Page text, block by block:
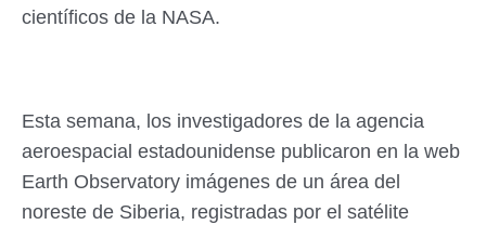
científicos de la NASA.
Esta semana, los investigadores de la agencia
aeroespacial estadounidense publicaron en la web
Earth Observatory imágenes de un área del
noreste de Siberia, registradas por el satélite